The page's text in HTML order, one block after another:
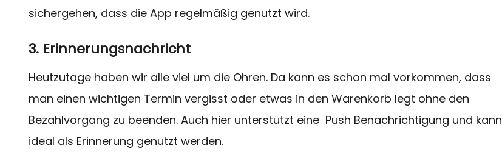
sichergehen, dass die App regelmäßig genutzt wird.
3. Erinnerungsnachricht
Heutzutage haben wir alle viel um die Ohren. Da kann es schon mal vorkommen, dass
man einen wichtigen Termin vergisst oder etwas in den Warenkorb legt ohne den
Bezahlvorgang zu beenden. Auch hier unterstützt eine Push Benachrichtigung und kann
ideal als Erinnerung genutzt werden.